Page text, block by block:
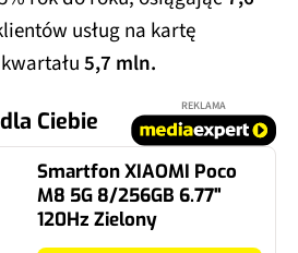
usług na kartę
5,7 mln.
Ciebie
REKLAMA
Smartfon XIAOMI Poco
M8 5G 8/256GB 6.77"
120Hz Zielony